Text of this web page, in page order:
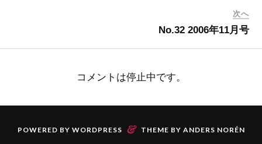
次へ
No.32 2006年11月号
コメントは停止中です。
POWERED BY WORDPRESS & THEME BY ANDERS NORÉN